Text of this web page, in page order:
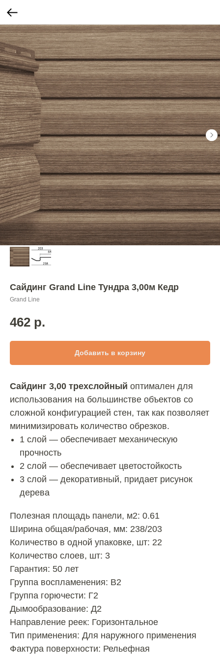
Сайдинг Grand Line Тундра 3,00м Кедр
Grand Line
462 р.
Добавить в корзину
Сайдинг 3,00 трехслойный оптимален для
использования на большинстве объектов со
сложной конфигурацией стен, так как позволяет
минимизировать количество обрезков.
1 слой — обеспечивает механическую
прочность
2 слой — обеспечивает цветостойкость
3 слой — декоративный, придает рисунок
дерева
Полезная площадь панели, м2: 0.61
Ширина общая/рабочая, мм: 238/203
Количество в одной упаковке, шт: 22
Количество слоев, шт: 3
Гарантия: 50 лет
Группа воспламенения: В2
Группа горючести: Г2
Дымообразование: Д2
Направление реек: Горизонтальное
Тип применения: Для наружного применения
Фактура поверхности: Рельефная